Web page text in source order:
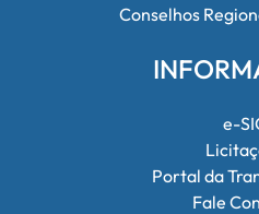
Conselhos
e-
Portal da
Fale